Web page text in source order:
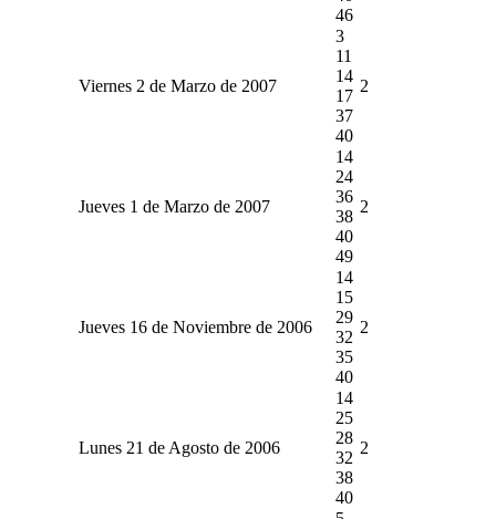
46
Viernes 2 de Marzo de 2007
3
11
14
17
37
40
2
Jueves 1 de Marzo de 2007
14
24
36
38
40
49
2
Jueves 16 de Noviembre de 2006
14
15
29
32
35
40
2
Lunes 21 de Agosto de 2006
14
25
28
32
38
40
2